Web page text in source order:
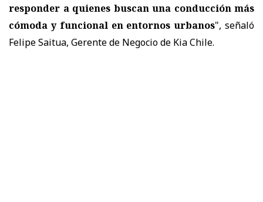
responder a quienes buscan una conducción más
cómoda y funcional en entornos urbanos", señaló
Felipe Saitua, Gerente de Negocio de KiaChile.